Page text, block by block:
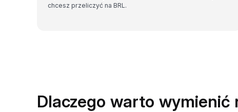
chcesz przeliczyć na BRL.
Dlaczego warto